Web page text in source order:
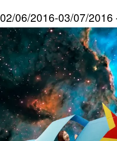
02/06/2016-03/07/